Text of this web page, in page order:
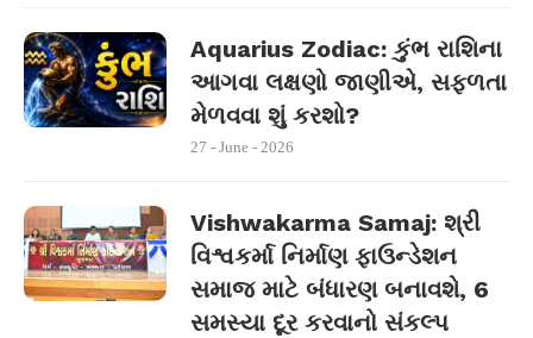
Aquarius Zodiac: કુંભ રાશિના
આગવા લક્ષણો જાણીએ, સફળતા
મેળવવા શું કરશો?
27 - June - 2026
Vishwakarma Samaj: શ્રી
વિશ્વકર્મા નિર્માણ ફાઉન્ડેશન
સમાજ માટે બંધારણ બનાવશે, 6
સમસ્યા દૂર કરવાનો સંકલ્પ